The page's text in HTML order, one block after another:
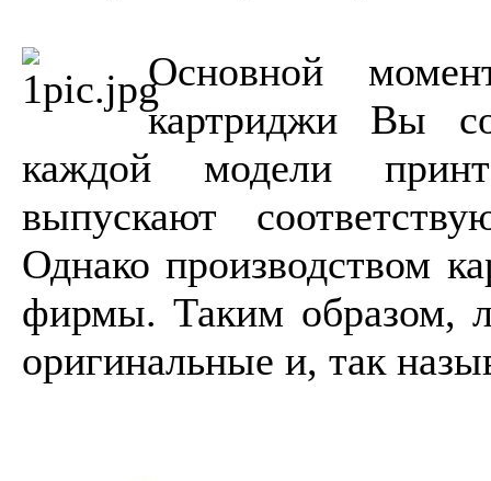
Основной
картриджи Вы
каждой модели
выпускают
Однако производством
фирмы. Таким образом,
оригинальные и, так